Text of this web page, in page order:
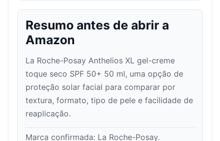
Resumo antes de abrir a
Amazon
La Roche-Posay Anthelios XL gel-creme
toque seco SPF 50+ 50 ml, uma opção de
proteção solar facial para comparar por
textura, formato, tipo de pele e facilidade de
reaplicação.
Marca confirmada: La Roche-Posay.